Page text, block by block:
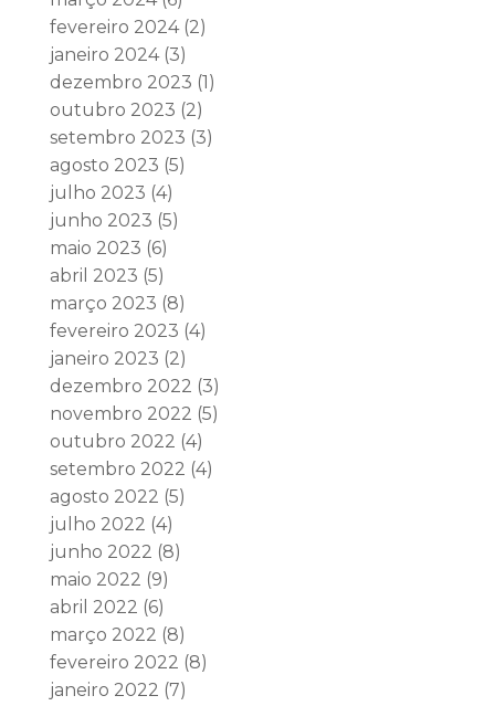
fevereiro 2024(2)
janeiro 2024(3)
dezembro 2023 (1)
outubro 2023 (2)
setembro 2023 (3)
agosto 2023 (5)
julho 2023 (4)
junho 2023 (5)
maio 2023 (6)
abril 2023 (5)
março 2023 (8)
fevereiro 2023 (4)
janeiro 2023 (2)
dezembro 2022 (3)
novembro 2022 (5)
outubro 2022 (4)
setembro 2022 (4)
agosto 2022 (5)
julho 2022 (4)
junho 2022 (8)
maio 2022 (9)
abril 2022 (6)
março 2022 (8)
fevereiro 2022 (8)
janeiro 2022 (7)